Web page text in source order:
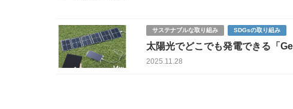
サステナブルな取り組み SDGsの取り組み
太陽光でどこでも発電できる「
自給型”ポケット発電機の可能性
2025.11.28